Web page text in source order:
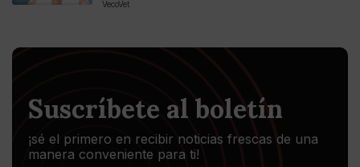
VecoVet
Suscríbete al boletín
¡sé el primero en recibir noticias frescas de una
manera conveniente para ti!